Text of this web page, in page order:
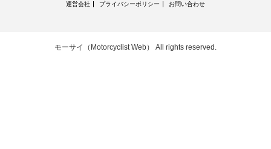
運営会社 プライバシーポリシー お問い合わせ
モーサイ（Motorcyclist Web） All rights reserved.